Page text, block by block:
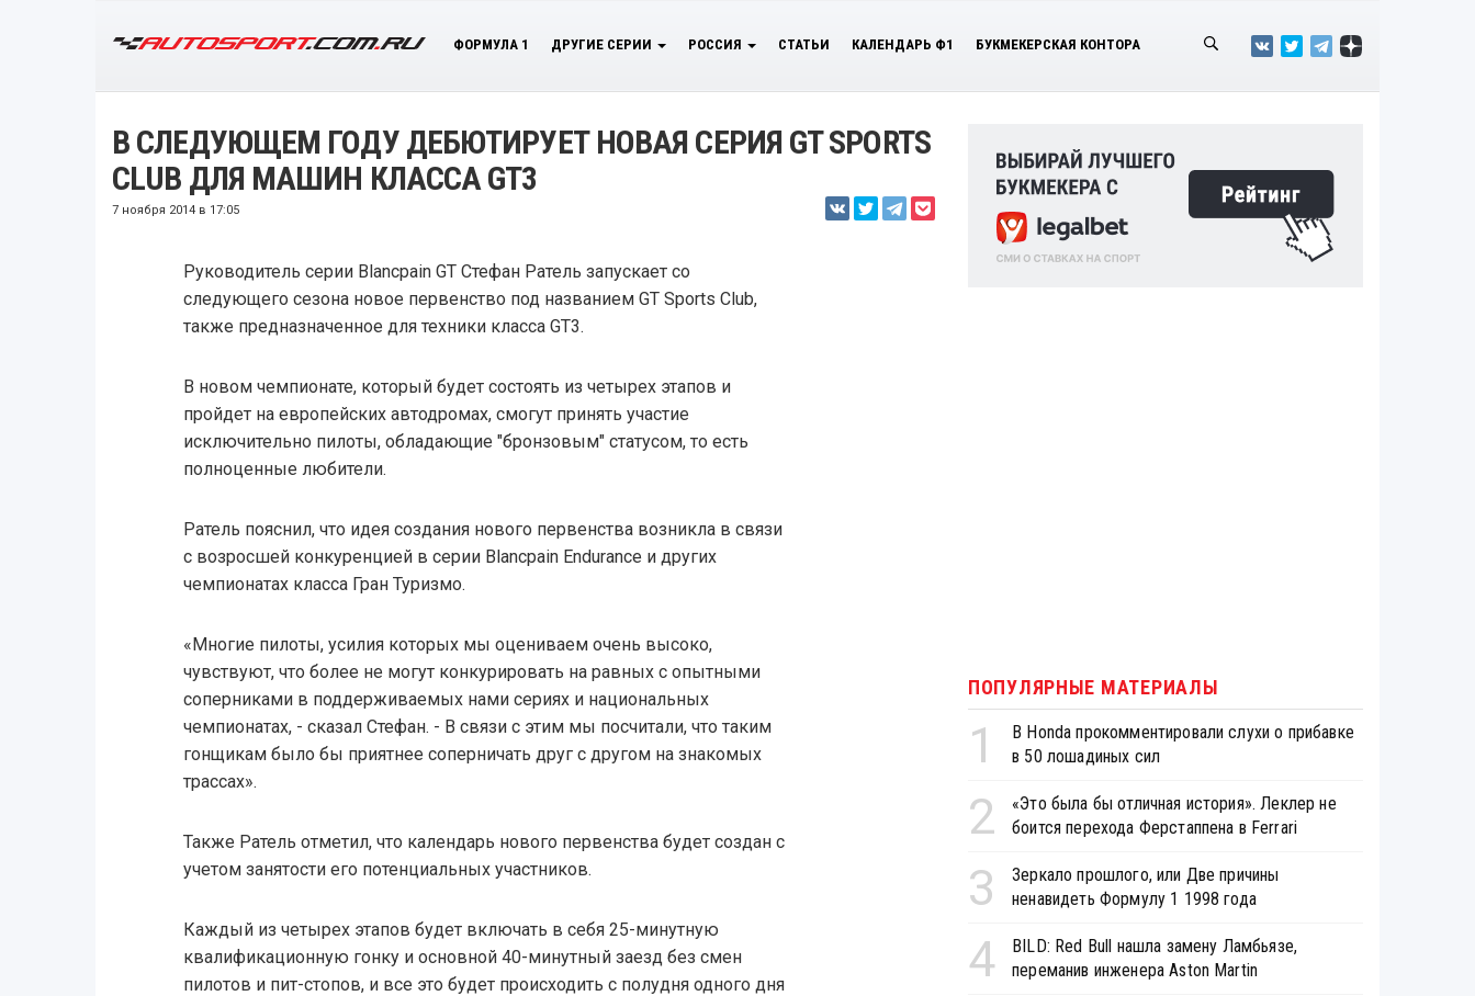
ФОРМУЛА 1 ДРУГИЕ СЕРИИ РОССИЯ СТАТЬИ КАЛЕНДАРЬ Ф1 БУКМЕКЕРСКАЯ КОНТОРА
В СЛЕДУЮЩЕМ ГОДУ ДЕБЮТИРУЕТ НОВАЯ СЕРИЯ GT SPORTS
CLUB ДЛЯ МАШИН КЛАССА GT3
7 ноября 2014 в 17:05
Руководитель серии Blancpain GT Стефан Ратель запускает со
следующего сезона новое первенство под названием GT Sports Club,
также предназначенное для техники класса GT3.
В новом чемпионате, который будет состоять из четырех этапов и
пройдет на европейских автодромах, смогут принять участие
исключительно пилоты, обладающие "бронзовым" статусом, то есть
полноценные любители.
Ратель пояснил, что идея создания нового первенства возникла в связи
с возросшей конкуренцией в серии Blancpain Endurance и других
чемпионатах класса Гран Туризмо.
«Многие пилоты, усилия которых мы оцениваем очень высоко,
чувствуют, что более не могут конкурировать на равных с опытными
соперниками в поддерживаемых нами сериях и национальных
чемпионатах, - сказал Стефан. - В связи с этим мы посчитали, что таким
гонщикам было бы приятнее соперничать друг с другом на знакомых
трассах».
Также Ратель отметил, что календарь нового первенства будет создан с
учетом занятости его потенциальных участников.
Каждый из четырех этапов будет включать в себя 25-минутную
квалификационную гонку и основной 40-минутный заезд без смен
пилотов и пит-стопов, и все это будет происходить с полудня одного дня
ПОПУЛЯРНЫЕ МАТЕРИАЛЫ
1
В Honda прокомментировали слухи о прибавке
в 50 лошадиных сил
2
«Это была бы отличная история». Леклер не
боится перехода Ферстаппена в Ferrari
3
Зеркало прошлого, или Две причины
ненавидеть Формулу 1 1998 года
4
BILD: Red Bull нашла замену Ламбьязе,
переманив инженера Aston Martin